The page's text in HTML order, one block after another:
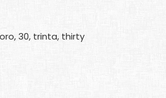
30, trinta, thirty